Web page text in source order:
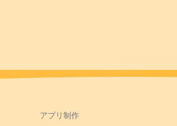
アプリ制作